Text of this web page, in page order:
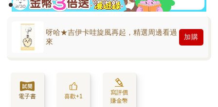
呀哈★吉伊卡哇旋風再起，精選周邊看過
來
加購
電子書 喜歡+1
寫評價
賺金幣